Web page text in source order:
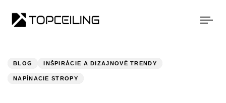
BLOG INŠPIRÁCIE A DIZAJNOVÉ TRENDY
NAPÍNACIE STROPY